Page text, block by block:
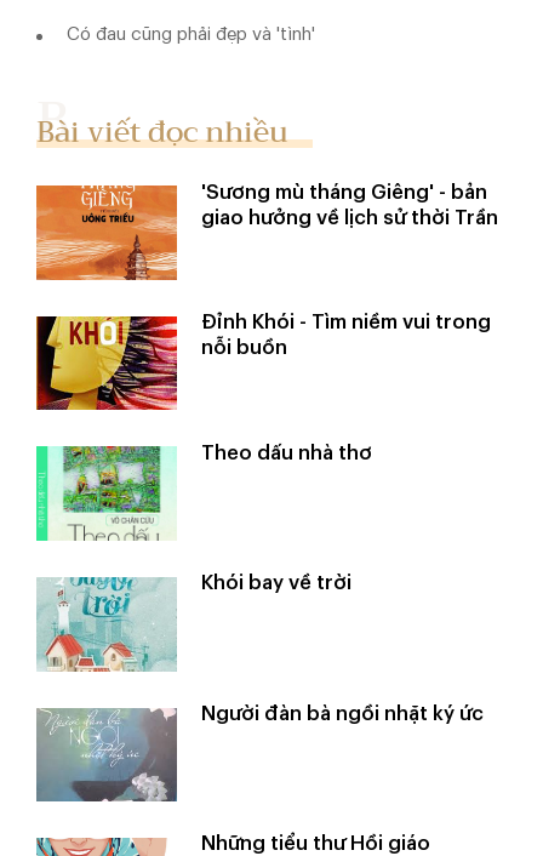
Có đau cũng phải đẹp và 'tình'
Bài viết đọc nhiều
'Sương mù tháng Giêng' - bản
giao hưởng về lịch sử thời Trần
Đỉnh Khói - Tìm niềm vui trong
nỗi buồn
Theo dấu nhà thơ
Khói bay về trời
Người đàn bà ngồi nhặt ký ức
Những tiểu thư Hồi giáo